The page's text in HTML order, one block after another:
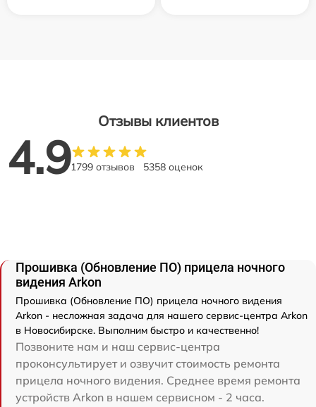
Отзывы клиентов
4.91799 отзывов 5358 оценок
Прошивка (Обновление ПО) прицела ночного
видения Arkon
Прошивка (Обновление ПО) прицела ночного видения
Arkon - несложная задача для нашего сервис-центра Arkon
в Новосибирске. Выполним быстро и качественно!
Позвоните нам и наш сервис-центра
проконсультирует и озвучит стоимость ремонта
прицела ночного видения. Среднее время ремонта
устройств Arkon в нашем сервисном - 2 часа.